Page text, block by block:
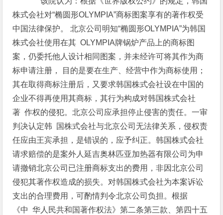
株式会社对“椭圆形OLYMPIA”商标图案享有的著作权受
中国法律保护。 北京公司明知“椭圆形OLYMPIA”为韩国
株式会社使用在其 OLYMPIA牌锅炉产品上的商标图
案，仍委托他人设计相同图案，并未经许可将其作为商
标申请注册， 目的是要在生产、经营中作为商标使用；
其在取得商标注册后，又要求韩国株式会社设在中国的
企业不得再使用其商标，其行为构成对韩国株式会社
著 作权的侵犯。北京公司应承担停止侵害的责任。一审
判决认定韩 国株式会社与北京公司无法律关系，侵权责
任应由王宾承担，是错误的，应予纠正。韩国株式会社
请求赔偿的是案外人延吉奥林匹亚加热器有限公司为申
请撤销北京公司已注册商标支出的费用，非因北京公司
侵犯其著作权造成的损失。对韩国株式会社为本案诉讼
支出的合理费用，可酌情判令北京公司负担。根据
《中 华人民共和国著作权法》第二条第三款、第四十五